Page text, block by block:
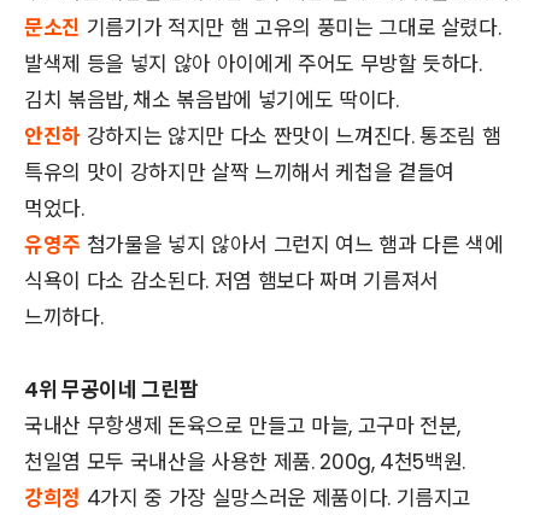
문소진 기름기가 적지만 햄 고유의 풍미는 그대로 살렸다.
발색제 등을 넣지 않아 아이에게 주어도 무방할 듯하다.
김치 볶음밥, 채소 볶음밥에 넣기에도 딱이다.
안진하강하지는 않지만 다소 짠맛이 느껴진다. 통조림 햄
특유의 맛이 강하지만 살짝 느끼해서 케첩을 곁들여
먹었다.
유영주 첨가물을 넣지 않아서 그런지 여느 햄과 다른 색에
식욕이 다소 감소된다. 저염 햄보다 짜며 기름져서
느끼하다.
4위 무공이네 그린팜
국내산 무항생제 돈육으로 만들고 마늘, 고구마 전분,
천일염 모두 국내산을 사용한 제품. 200g, 4천5백원.
강희정 4가지 중 가장 실망스러운 제품이다. 기름지고